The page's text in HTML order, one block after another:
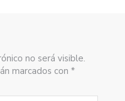
no será visible.
marcados con *